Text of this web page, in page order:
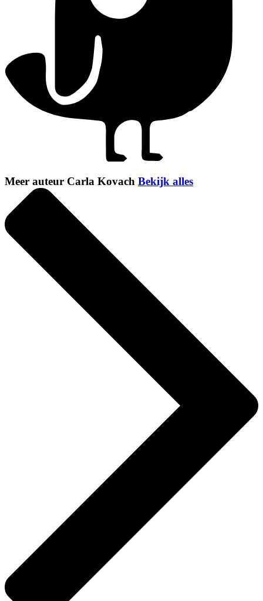
Meer auteur Carla Kovach Bekijk alles